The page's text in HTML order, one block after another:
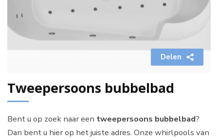
Delen
Tweepersoons bubbelbad
Bent u op zoek naar een tweepersoons bubbelbad?
Dan bent u hier op het juiste adres. Onze whirlpools van